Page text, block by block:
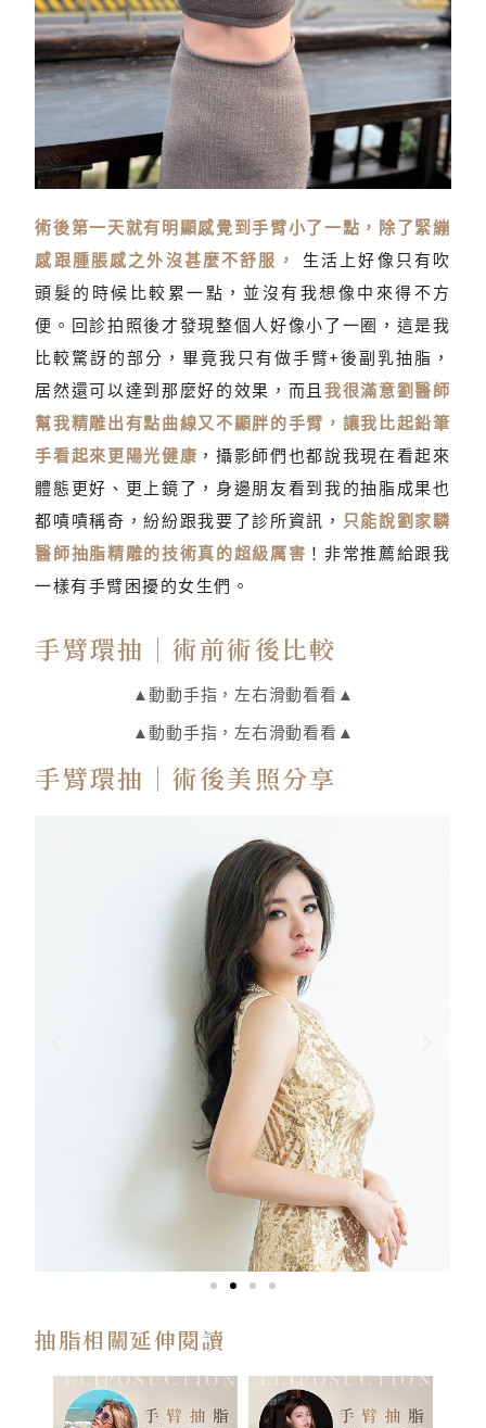
上半身輕盈不厚重
術後第一天就有明顯感覺到手臂小了一點 ，除了緊繃
感跟腫脹感之外沒甚麼不舒服，
生活上好像只有吹
頭髮的時候比較累一點，並沒有我想像中來得不方
便。回診拍照後才發現整個人好像小了一圈，這是我
比較驚訝的部分，畢竟我只有做手臂+後副乳抽脂，
居然還可以達到那麼好的效果，而且我很滿意劉醫師
幫我精雕出有點曲線又不顯胖的手臂，讓我比起鉛筆
手看起來更陽光健康 ，攝影師們也都說我現在看起來
體態更好、更上鏡了，身邊朋友看到我的抽脂成果也
都嘖嘖稱奇，紛紛跟我要了診所資訊， 只能說劉家驎
醫師抽脂精雕的技術真的超級厲害 ！非常推薦給跟我
一樣有手臂困擾的女生們。
手臂環抽｜術前術後比較
▲動動手指，左右滑動看看▲
▲動動手指，左右滑動看看▲
手臂環抽｜術後美照分享
抽脂相關延伸閱讀